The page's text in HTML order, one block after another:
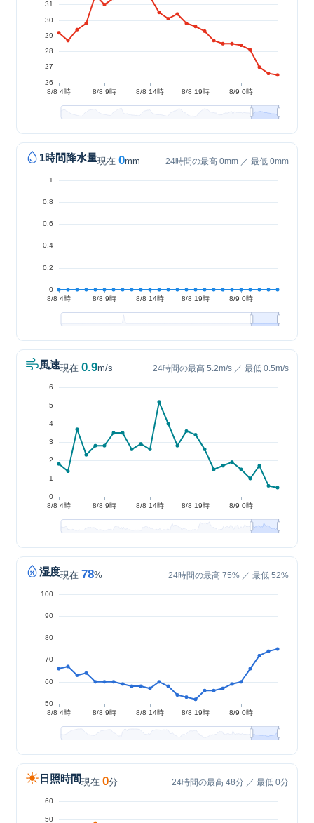
1時間降水量現在 0mm 24時間の最高 0mm ／ 最低 0mm
風速現在 0.9m/s 24時間の最高 5.2m/s ／ 最低 0.5m/s
湿度現在 78% 24時間の最高 75% ／ 最低 52%
日照時間現在 0分 24時間の最高 48分 ／ 最低 0分